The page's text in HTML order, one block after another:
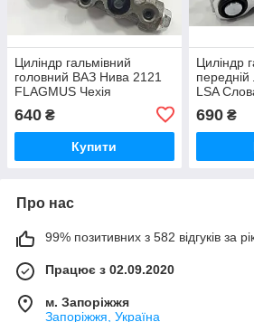
Циліндр гальмівний
головний ВАЗ Нива 2121
FLAGMUS Чехія
640 ₴
Купити
Циліндр
передній
LSA
690₴
Про нас
99% позитивних з 582 відгуків за
Працює з 02.09.2020
м. Запоріжжя
Запоріжжя, Україна